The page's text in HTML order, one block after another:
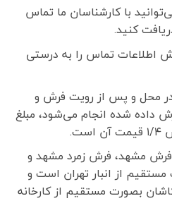
با کارشناسان ما تماس
کنید.
اطلاعات تماس را به درستی
محل و پس از رویت فرش و
داده شده انجام می‌شود، مبلغ
فرش مشهد، فرش زمرد مشهد و
از انبار تهران است و
بصورت مستقیم از کارخانه